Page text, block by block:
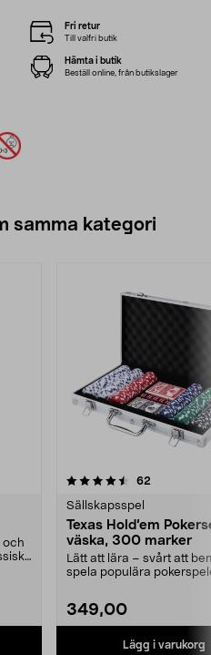
Fri retur
Till valfri butik
Hämta i butik
Beställ online, från butikslager
samma kategori
och
62
Sällskapsspel
Texas Hold’em
väska, 300 marker
Lätt att lära – svårt att
spela populära
349,00
Lägg i varukorg
0.0 av 5 stjärnor